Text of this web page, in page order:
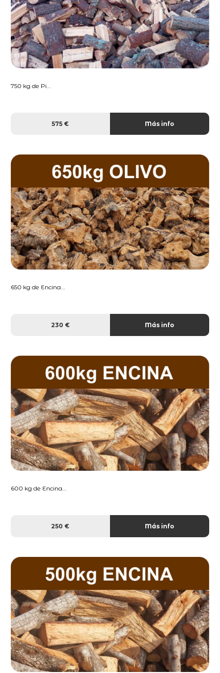
750 kg de Pi...
575 € Más info
650 kg de Encina...
230 € Más info
600 kg de Encina...
250 € Más info